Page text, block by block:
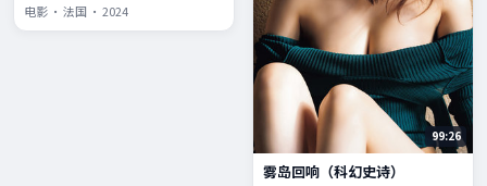
电影 · 法国 · 2024
99:26
雾岛回响（科幻史诗）